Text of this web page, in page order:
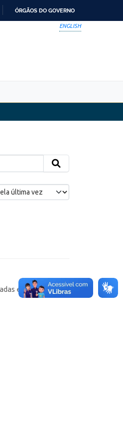
ÓRGÃOS DO GOVERNO
ENGLISH
em cada